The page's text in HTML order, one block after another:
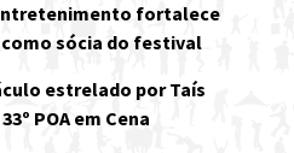
fortalece
sócia do festival
estrelado por Taís
POA em Cena